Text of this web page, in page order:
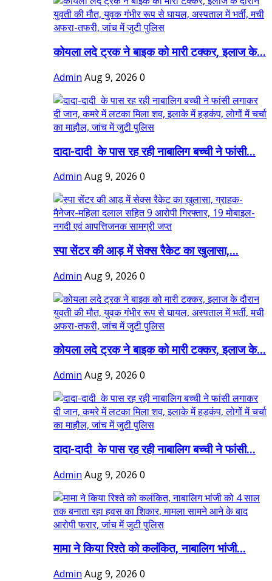
कोयला लदे ट्रक ने बाइक को मारी टक्कर, इलाज के...
Admin Aug 9, 2026 0
दादा-दादी के पास रह रही नाबालिग बच्ची ने फांसी...
Admin Aug 9, 2026 0
स्पा सेंटर की आड़ में सेक्स रैकेट का खुलासा,...
Admin Aug 9, 2026 0
कोयला लदे ट्रक ने बाइक को मारी टक्कर, इलाज के...
Admin Aug 9, 2026 0
दादा-दादी के पास रह रही नाबालिग बच्ची ने फांसी...
Admin Aug 9, 2026 0
मामा ने किया रिश्ते को कलंकित, नाबालिग भांजी...
Admin Aug 9, 2026 0